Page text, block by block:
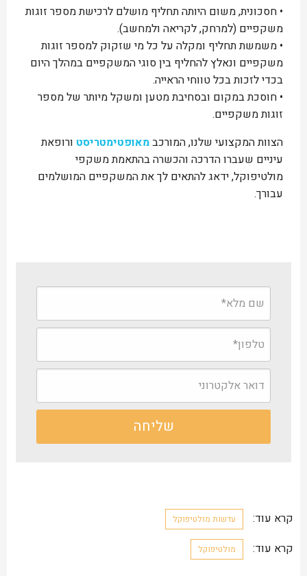
• חסכונית, משום היותה תחליף מושלם לרכישת מספר זוגות
משקפיים (למרחק, לקריאה ולמחשב).
• משמשת תחליף ומקלה על כל מי שזקוק למספר זוגות
משקפיים ונאלץ להחליף בין סוגי המשקפיים במהלך היום
בכדי לזכות בכל טווחי הראייה.
• חוסכת במקום ובסחיבת מטען ומשקל מיותר של מספר
זוגות משקפיים.
הצוות המקצועי שלנו, המורכבמאופטימטריסט ורופאת
עיניים שעברו הדרכה והכשרה בהתאמת משקפי
מולטיפוקל, ידאג להתאים לך את המשקפיים המושלמים
עבורך.
קרא עוד: עדשות מולטיפוקל
קרא עוד: מולטיפוקל